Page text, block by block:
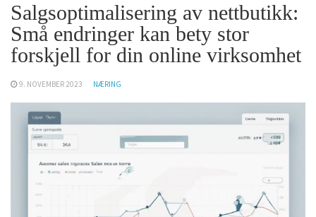
Salgsoptimalisering av nettbutikk:
Små endringer kan bety stor
forskjell for din online virksomhet
9. NOVEMBER 2023 NÆRING